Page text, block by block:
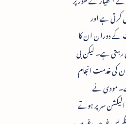
کرتی ہے اور
کے دوران ان کا
رہتی ہے۔ لیکن بی
کی خدمت انجام
مودی نے
سر پر ہوتے